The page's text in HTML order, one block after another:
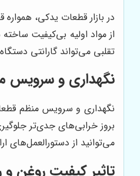
در بازار قطعات یدکی،
از مواد اولیه بی‌کیفیت
تقلبی می‌تواند گارانتی
نگهداری و سرویس
نگهداری و سرویس منظم
بروز خرابی‌های جدی‌تر
می‌توانید از دستورالعمل‌های
تاثیر کیفیت روغن